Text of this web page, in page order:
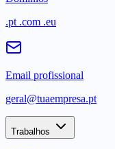
.pt .com .eu
Email profissional
geral@tuaempresa.pt
Trabalhos